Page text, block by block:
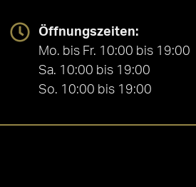
Öffnungszeiten:
Mo. bis Fr. 10:00 bis 19:00
Sa. 10:00 bis 19:00
So. 10:00 bis 19:00